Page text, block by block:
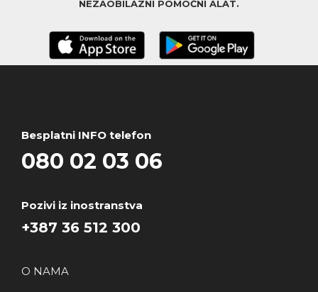
NEZAOBILAZNI POMOĆNI ALAT.
Besplatni INFO telefon
080 02 03 06
Pozivi iz inostranstva
+387 36 512 300
O NAMA